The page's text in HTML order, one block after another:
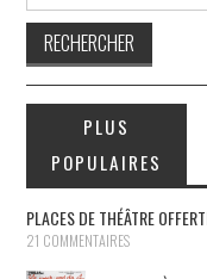
PLUS
POPULAIRES
PLACES DE THÉÂTRE
21 COMMENTAIRES